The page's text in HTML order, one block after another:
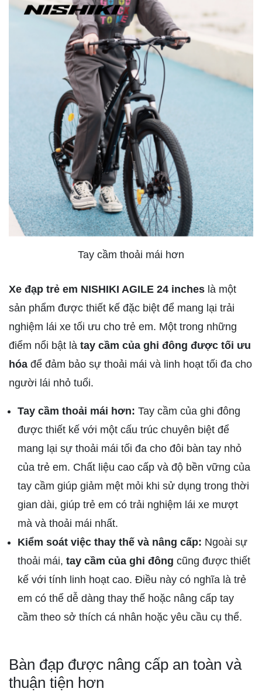
Tay cầm thoải mái hơn
Xe đạp trẻ em NISHIKI AGILE 24 inches là một
sản phẩm được thiết kế đặc biệt để mang lại trải
nghiệm lái xe tối ưu cho trẻ em. Một trong những
điểm nổi bật là tay cầm của ghi đông được tối ưu
hóa để đảm bảo sự thoải mái và linh hoạt tối đa cho
người lái nhỏ tuổi.
Tay cầm thoải mái hơn: Tay cầm của ghi đông
được thiết kế với một cấu trúc chuyên biệt để
mang lại sự thoải mái tối đa cho đôi bàn tay nhỏ
của trẻ em. Chất liệu cao cấp và độ bền vững của
tay cầm giúp giảm mệt mỏi khi sử dụng trong thời
gian dài, giúp trẻ em có trải nghiệm lái xe mượt
mà và thoải mái nhất.
Kiểm soát việc thay thế và nâng cấp: Ngoài sự
thoải mái, tay cầm của ghi đông cũng được thiết
kế với tính linh hoạt cao. Điều này có nghĩa là trẻ
em có thể dễ dàng thay thế hoặc nâng cấp tay
cầm theo sở thích cá nhân hoặc yêu cầu cụ thể.
Bàn đạp được nâng cấp an toàn và
thuận tiện hơn